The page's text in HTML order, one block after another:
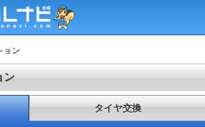
ョン
ン
タイヤ交換